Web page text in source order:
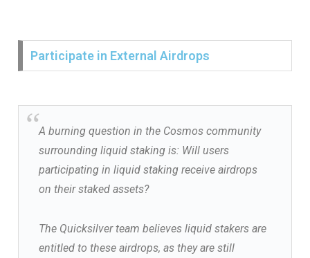
Participate in External Airdrops
A burning question in the Cosmos community
surrounding liquid staking is: Will users
participating in liquid staking receive airdrops
on their staked assets?
The Quicksilver team believes liquid stakers are
entitled to these airdrops, as they are still